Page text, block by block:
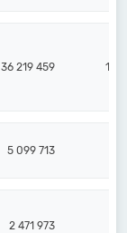
36 219 459 16
5 099 713
2 471 973